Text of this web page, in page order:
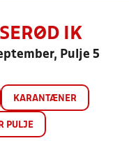
IK
Pulje 5
KARANTÆNER
PULJE